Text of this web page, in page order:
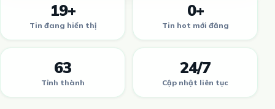
19+
Tin đang hiển thị
0+
Tin hot mới đăng
63
Tỉnh thành
24/7
Cập nhật liên tục